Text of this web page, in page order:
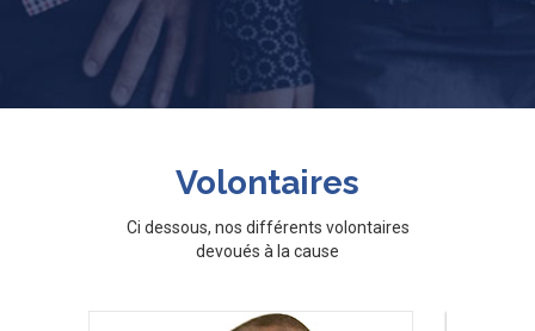
Volontaires
Ci dessous, nos différents volontaires
devoués à la cause